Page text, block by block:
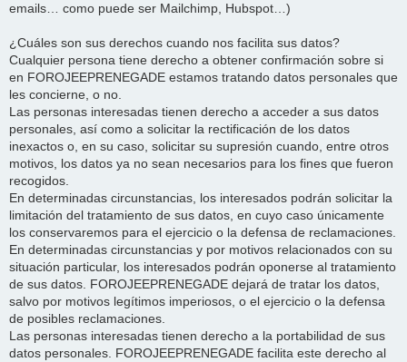
emails… como puede ser Mailchimp, Hubspot…)
¿Cuáles son sus derechos cuando nos facilita sus datos?
Cualquier persona tiene derecho a obtener confirmación sobre si
en FOROJEEPRENEGADE estamos tratando datos personales que
les concierne, o no.
Las personas interesadas tienen derecho a acceder a sus datos
personales, así como a solicitar la rectificación de los datos
inexactos o, en su caso, solicitar su supresión cuando, entre otros
motivos, los datos ya no sean necesarios para los fines que fueron
recogidos.
En determinadas circunstancias, los interesados podrán solicitar la
limitación del tratamiento de sus datos, en cuyo caso únicamente
los conservaremos para el ejercicio o la defensa de reclamaciones.
En determinadas circunstancias y por motivos relacionados con su
situación particular, los interesados podrán oponerse al tratamiento
de sus datos. FOROJEEPRENEGADE dejará de tratar los datos,
salvo por motivos legítimos imperiosos, o el ejercicio o la defensa
de posibles reclamaciones.
Las personas interesadas tienen derecho a la portabilidad de sus
datos personales. FOROJEEPRENEGADE facilita este derecho al